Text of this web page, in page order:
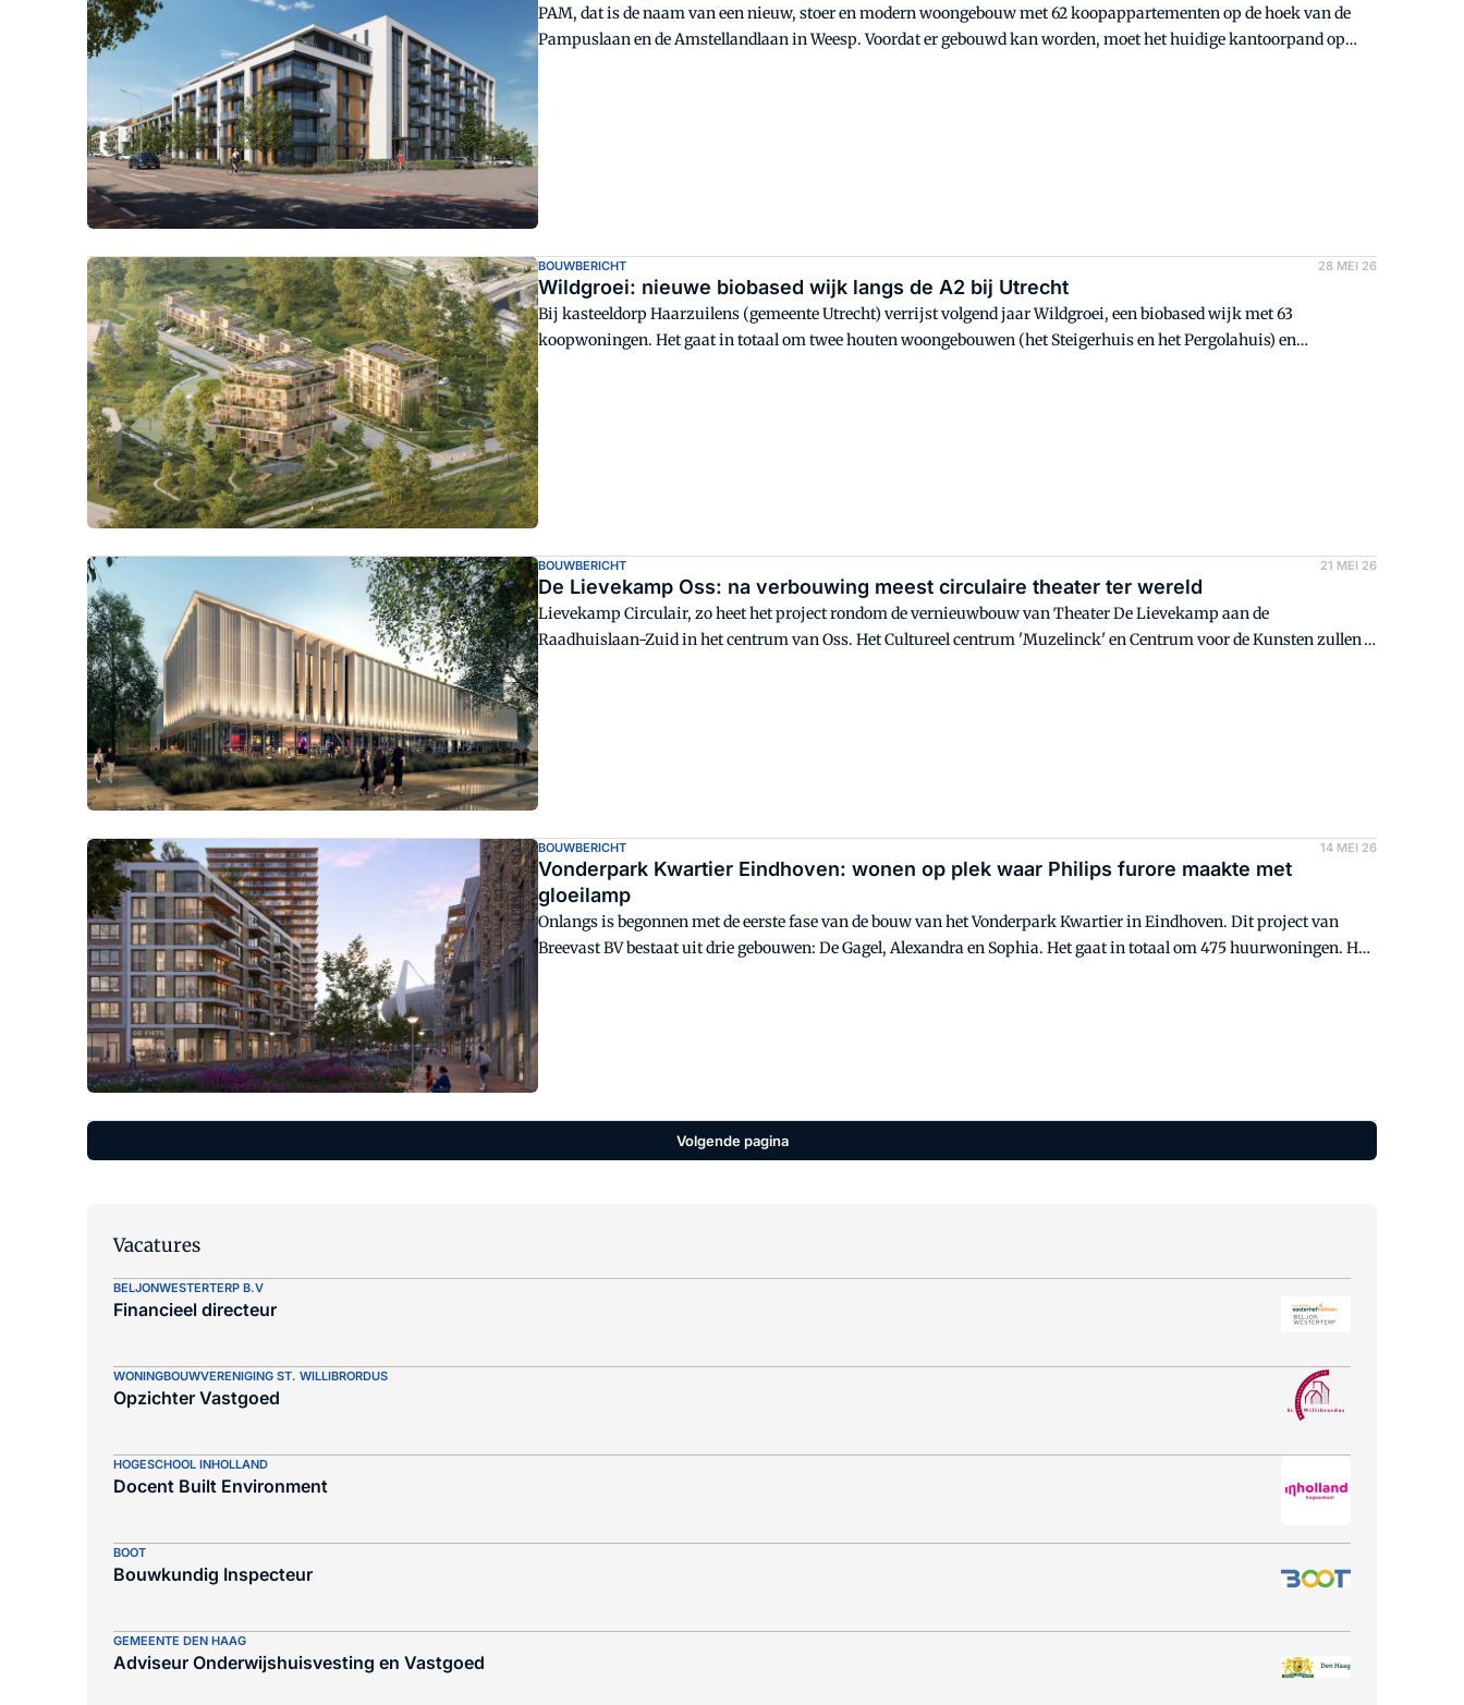
PAM, dat is de naam van een nieuw, stoer en modern woongebouw met 62 koopappartementen op de hoek van de
Pampuslaan en de Amstellandlaan in Weesp. Voordat er gebouwd kan worden, moet het huidige kantoorpand op
BOUWBERICHT 28 MEI 26
Wildgroei: nieuwe biobased wijk langs de A2 bij Utrecht
Bij kasteeldorp Haarzuilens (gemeente Utrecht) verrijst volgend jaar Wildgroei, een biobased wijk met 63
koopwoningen. Het gaat in totaal om twee houten woongebouwen (het Steigerhuis en het Pergolahuis) en
BOUWBERICHT 21 MEI 26
De Lievekamp Oss: na verbouwing meest circulaire theater ter wereld
Lievekamp Circulair, zo heet het project rondom de vernieuwbouw van Theater De Lievekamp aan de
Raadhuislaan-Zuid in het centrum van Oss. Het Cultureel centrum 'Muzelinck' en Centrum voor de Kunsten zullen
BOUWBERICHT 14 MEI 26
Vonderpark Kwartier Eindhoven: wonen op plek waar Philips furore maakte met
gloeilamp
Onlangs is begonnen met de eerste fase van de bouw van het Vonderpark Kwartier in Eindhoven. Dit project van
Breevast BV bestaat uit drie gebouwen: De Gagel, Alexandra en Sophia. Het gaat in totaal om 475 huurwoningen. Het
Volgende pagina
Vacatures
BELJONWESTERTERP B.V
Financieel directeur
WONINGBOUWVERENIGING ST. WILLIBRORDUS
Opzichter Vastgoed
HOGESCHOOL INHOLLAND
Docent Built Environment
BOOT
Bouwkundig Inspecteur
GEMEENTE DEN HAAG
Adviseur Onderwijshuisvesting en Vastgoed